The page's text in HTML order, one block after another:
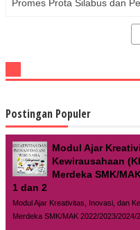
Promes Prota Silabus dan
Postingan Populer
Modul Ajar
Kewirausahaan
Merdeka SMK/
1 dan 2
Modul Ajar Kreativitas, Inovasi, dan
Merdeka SMK/MAK 2022/2023/2024/